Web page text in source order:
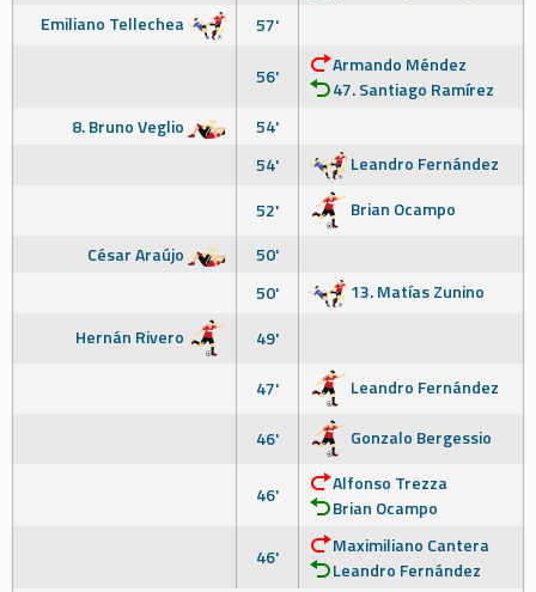
Emiliano Tellechea
57'
56'
Armando Méndez
47. Santiago Ramírez
8. Bruno Veglio
54'
54'
Leandro Fernández
52'
Brian Ocampo
César Araújo
50'
50'
13. Matías Zunino
Hernán Rivero
49'
47'
Leandro Fernández
46' Gonzalo Bergessio
46'
Alfonso Trezza
Brian Ocampo
46'
Maximiliano Cantera
Leandro Fernández